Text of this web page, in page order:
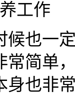
工作
候也一
常简单
身也非